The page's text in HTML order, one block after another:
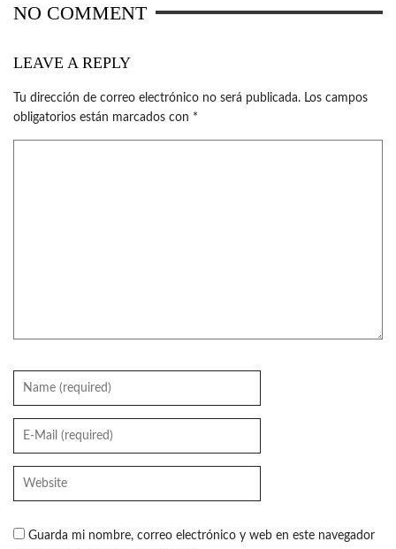
NO COMMENT
LEAVE A REPLY
Tu dirección de correo electrónico no será publicada. Los campos
obligatorios están marcados con *
Guarda mi nombre, correo electrónico y web en este navegador